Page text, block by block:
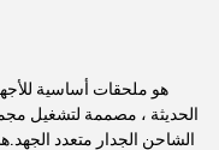
الحديثة ، مصممة لتشغيل
الشاحن الجدار متعدد